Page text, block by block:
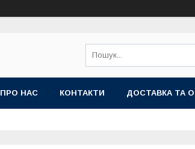
ПРО НАС КОНТАКТИ ДОСТАВКА ТА